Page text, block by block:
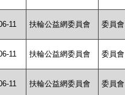
11 扶輪公益網委員會 委員會
11 扶輪公益網委員會 委員會
11 扶輪公益網委員會 委員會